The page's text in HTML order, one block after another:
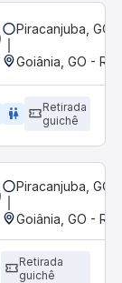
Piracanjuba, GO
Goiânia, GO -
wc
Retirada
guichê
Piracanjuba, GO
Goiânia, GO -
Retirada
guichê